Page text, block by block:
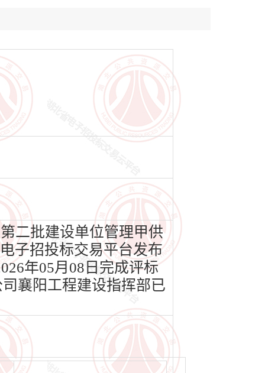
二批建设单位管理甲供
子招投标交易平台发布
年05月08日完成评标
襄阳工程建设指挥部已